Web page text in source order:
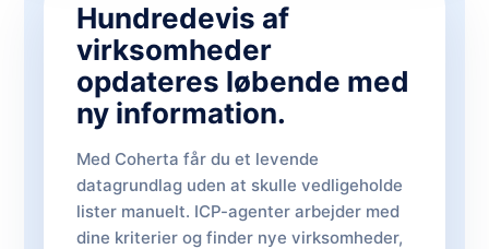
Hundredevis af
virksomheder
opdateres løbende med
ny information.
Med Coherta får du et levende
datagrundlag uden at skulle vedligeholde
lister manuelt. ICP-agenter arbejder med
dine kriterier og finder nye virksomheder,